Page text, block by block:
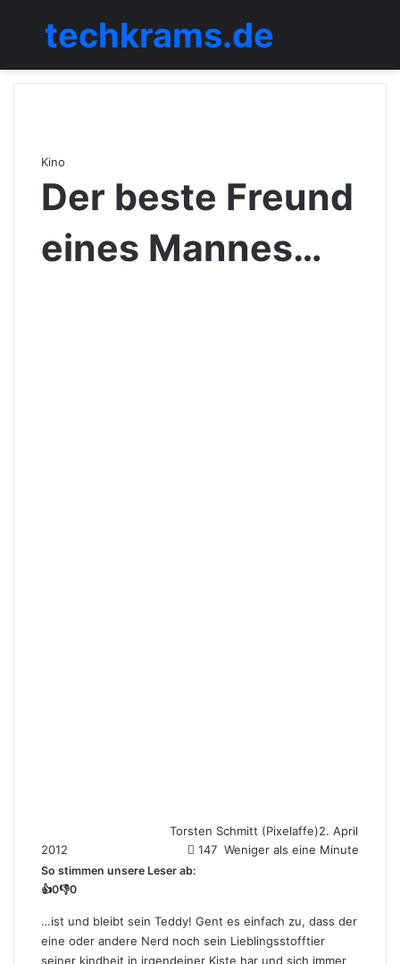
Menü
techkrams.de
Kino
Der beste Freund
eines Mannes…
Torsten Schmitt (Pixelaffe)2. April
2012
147 Weniger als eine Minute
So stimmen unsere Leser ab:
👍0👎0
…ist und bleibt sein Teddy! Gent es einfach zu, dass der
eine oder andere Nerd noch sein Lieblingsstofftier
seiner kindheit in irgendeiner Kiste har und sich immer